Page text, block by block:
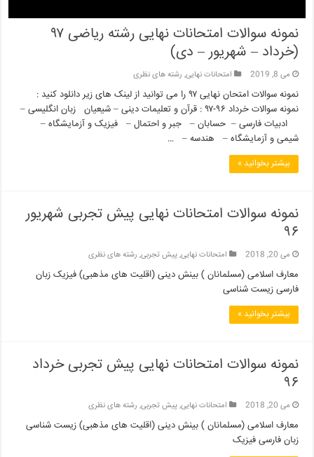
نمونه سوالات امتحانات نهایی رشته ریاضی ۹۷
(خرداد – شهریور – دی)
می 8, 2019 امتحانات نهایی, رشته های نظری
نمونه سوالات امتحان نهایی ۹۷ را می توانید از لینک های زیر دانلود کنید :
نمونه سوالات خرداد ۹۶-۹۷ : قرآن و تعلیمات دینی – شیعیان زبان انگلیسی –
ادبیات فارسی – حسابان – جبر و احتمال – فیزیک و آزمایشگاه –
شیمی و آزمایشگاه – هندسه – …
بیشتر بخوانید »
نمونه سوالات امتحانات نهایی پیش تجربی شهریور
۹۶
می 20, 2018 امتحانات نهایی,پیش تجربی, رشته های نظری
معارف اسلامی (مسلمانان ) بینش دینی (اقلیت های مذهبی) فیزیک زبان
فارسی زیست شناسی
بیشتر بخوانید »
نمونه سوالات امتحانات نهایی پیش تجربی خرداد
۹۶
می 20, 2018 امتحانات نهایی,پیش تجربی, رشته های نظری
معارف اسلامی (مسلمانان ) بینش دینی (اقلیت های مذهبی) زیست شناسی
زبان فارسی فیزیک